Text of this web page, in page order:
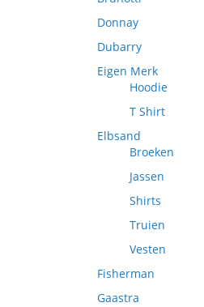
Donnay
Dubarry
Eigen Merk
Hoodie
T Shirt
Elbsand
Broeken
Jassen
Shirts
Truien
Vesten
Fisherman
Gaastra